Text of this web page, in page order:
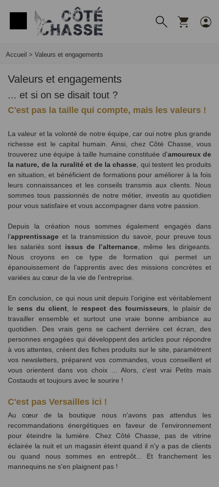
Accueil > Valeurs et engagements
Valeurs et engagements
... et si on se disait tout ?
C'est pas la taille qui compte, mais les valeurs !
La valeur et la volonté de notre équipe, car oui notre plus grande
richesse est le capital humain. Ainsi, chez Côté Chasse, vous
trouverez une équipe à taille humaine constituée d'amoureux de
la nature, de la ruralité et de la chasse , qui testent les produits
en situation, et bénéficient de formations pour améliorer à la fois
leurs connaissances et les conseils transmis aux clients. Nous
sommes tous passionnés de notre métier, investis au quotidien
pour vous satisfaire et vous accompagner dans votre passion.
Depuis la création nous sommes également engagés dans
l’apprentissage et la transmission du savoir, pour preuve tous
les salariés sont issus de l’alternance, même les dirigeants.
Nous croyons en ce type de formation qui permet un
épanouissement de l'apprentis avec des missions concrètes et
variées au cœur de la vie de l’entreprise.
En conclusion, ce qui nous unit depuis l'origine est véritablement
le sens du client , le respect des fournisseurs , le plaisir de
travailler ensemble et surtout une vraie bonne ambiance au
quotidien . Des vrais gens se cachent derrière cet écran, des
personnes engagées qui développent des articles pour répondre
à vos attentes, créent des fiches produits sur le site, paramètrent
vos newsletters, préparent vos commandes, vous conseillent et
vous orientent dans vos choix ... Alors, c'est vrai Petits mais
Costauds et toujours avec le sourire !
C'est pas Versailles ici !
Au cœur de la boutique nous n'avons pas attendus les
recommandations énergétiques en faveur de l'environnement
pour éteindre la lumière. Chez Côté Chasse, pas de vitrine
éclairée la nuit et un magasin éteint quand il n'y a pas de clients
ou quand nous sommes en entrepôt... Et franchement les
mannequins ne s'en plaignent pas !